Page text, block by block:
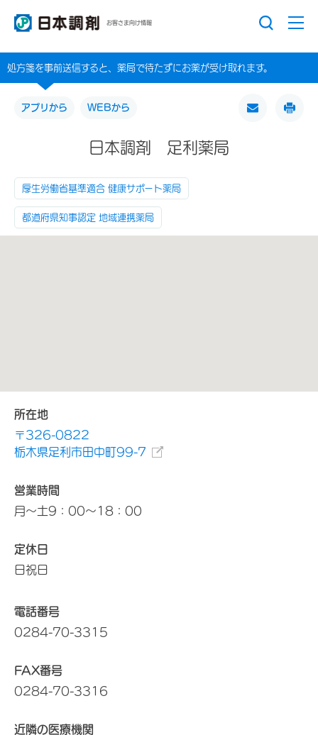
お客さま向け情報
処方箋を事前送信すると、薬局で待たずにお薬が受け取れます。
アプリから WEBから
日本調剤 足利薬局
厚生労働省基準適合 健康サポート薬局
都道府県知事認定 地域連携薬局
所在地
〒326-0822
栃木県足利市田中町99-7
営業時間
月～土9：00～18：00
定休日
日祝日
電話番号
0284-70-3315
FAX番号
0284-70-3316
近隣の医療機関